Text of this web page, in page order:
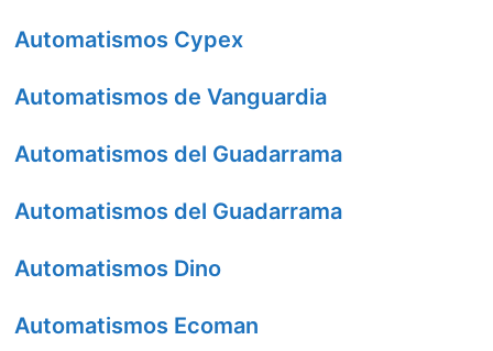
Automatismos Cypex
Automatismos de Vanguardia
Automatismos del Guadarrama
Automatismos del Guadarrama
Automatismos Dino
Automatismos Ecoman